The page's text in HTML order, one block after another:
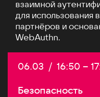
взаимной
для использования
партнёров и
WebAuthn.
Дата:
06.03 / Начало:
16:50 –
Безопасность